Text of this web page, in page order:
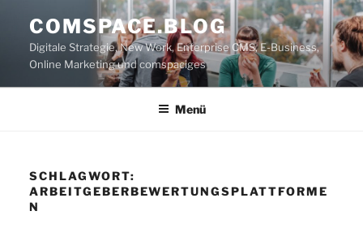
Inhalt
springen
COMSPACE.BLOG
Digitale Strategie, New Work, Enterprise CMS, E-Business,
Online Marketing und comspaciges
Menü
SCHLAGWORT:
ARBEITGEBERBEWERTUNGSPLATTFORME
N